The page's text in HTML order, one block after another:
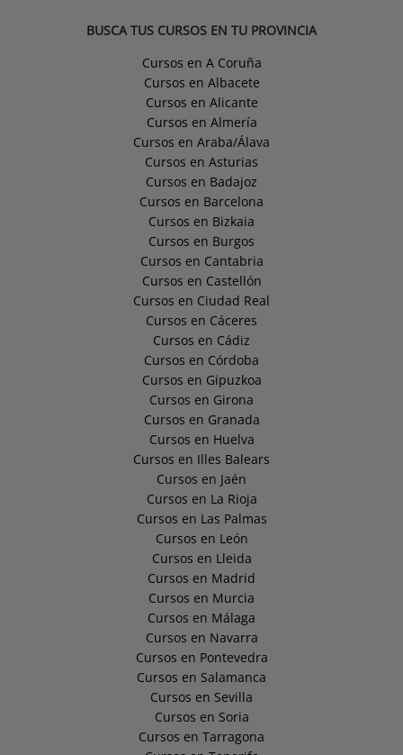
BUSCA TUS CURSOS EN TU PROVINCIA
Cursos en A Coruña
Cursos en Albacete
Cursos en Alicante
Cursos en Almería
Cursos en Araba/Álava
Cursos en Asturias
Cursos en Badajoz
Cursos en Barcelona
Cursos en Bizkaia
Cursos en Burgos
Cursos en Cantabria
Cursos en Castellón
Cursos en Ciudad Real
Cursos en Cáceres
Cursos en Cádiz
Cursos en Córdoba
Cursos en Gipuzkoa
Cursos en Girona
Cursos en Granada
Cursos en Huelva
Cursos en Illes Balears
Cursos en Jaén
Cursos en La Rioja
Cursos en Las Palmas
Cursos en León
Cursos en Lleida
Cursos en Madrid
Cursos en Murcia
Cursos en Málaga
Cursos en Navarra
Cursos en Pontevedra
Cursos en Salamanca
Cursos en Sevilla
Cursos en Soria
Cursos en Tarragona